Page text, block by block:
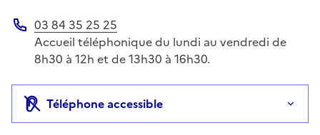
Téléphone
03 84 35 25 25
Accueil téléphonique du lundi au vendredi de
8h30 à 12h et de 13h30 à 16h30.
Téléphone accessible